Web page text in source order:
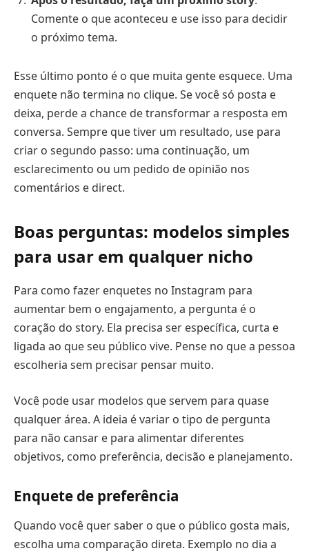
Comente o que aconteceu e use isso para decidir
o próximo tema.
Esse último ponto é o que muita gente esquece. Uma
enquete não termina no clique. Se você só posta e
deixa, perde a chance de transformar a resposta em
conversa. Sempre que tiver um resultado, use para
criar o segundo passo: uma continuação, um
esclarecimento ou um pedido de opinião nos
comentários e direct.
Boas perguntas: modelos simples
para usar em qualquer nicho
Para como fazer enquetes no Instagram para
aumentar bem o engajamento, a pergunta é o
coração do story. Ela precisa ser específica, curta e
ligada ao que seu público vive. Pense no que a pessoa
escolheria sem precisar pensar muito.
Você pode usar modelos que servem para quase
qualquer área. A ideia é variar o tipo de pergunta
para não cansar e para alimentar diferentes
objetivos, como preferência, decisão e planejamento.
Enquete de preferência
Quando você quer saber o que o público gosta mais,
escolha uma comparação direta. Exemplo no dia a